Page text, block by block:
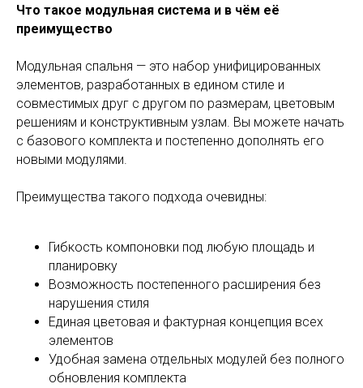
Что такое модульная система и в чём её
преимущество
Модульная спальня — это набор унифицированных
элементов, разработанных в едином стиле и
совместимых друг с другом по размерам, цветовым
решениям и конструктивным узлам. Вы можете начать
с базового комплекта и постепенно дополнять его
новыми модулями.
Преимущества такого подхода очевидны:
Гибкость компоновки под любую площадь и
планировку
Возможность постепенного расширения без
нарушения стиля
Единая цветовая и фактурная концепция всех
элементов
Удобная замена отдельных модулей без полного
обновления комплекта